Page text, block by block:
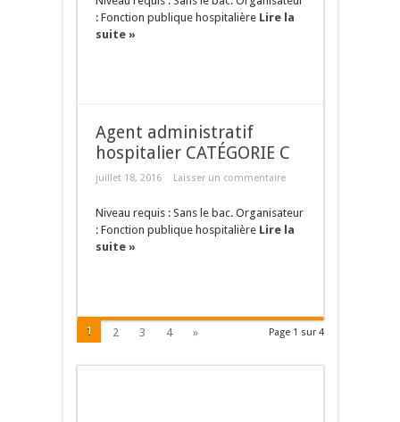
: Fonction publique hospitalière Lire la
suite »
Agent administratif
hospitalier CATÉGORIE C
juillet 18, 2016 Laisser un commentaire
Niveau requis : Sans le bac. Organisateur
: Fonction publique hospitalière Lire la
suite »
Page 1 sur 4
1 2 3 4 »